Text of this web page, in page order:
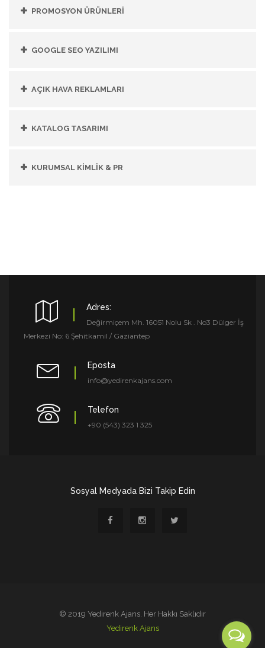
PROMOSYON ÜRÜNLERİ
GOOGLE SEO YAZILIMI
AÇIK HAVA REKLAMLARI
KATALOG TASARIMI
KURUMSAL KİMLİK & PR
Adres:
Değirmiçem Mh. 16051 Nolu Sk . No3 Dülger İş
Merkezi No: 6 Şehitkamil / Gaziantep
Eposta
info@yedirenkajans.com
Telefon
+90 (543) 323 1 325
Sosyal Medyada Bizi Takip Edin
© 2019 Yedirenk Ajans. Her Hakkı Saklıdır
Yedirenk Ajans